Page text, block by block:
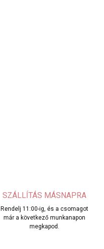
SZÁLLÍTÁS MÁSNAPRA
Rendelj 11:00-ig, és a csomagot
már a következő munkanapon
megkapod.